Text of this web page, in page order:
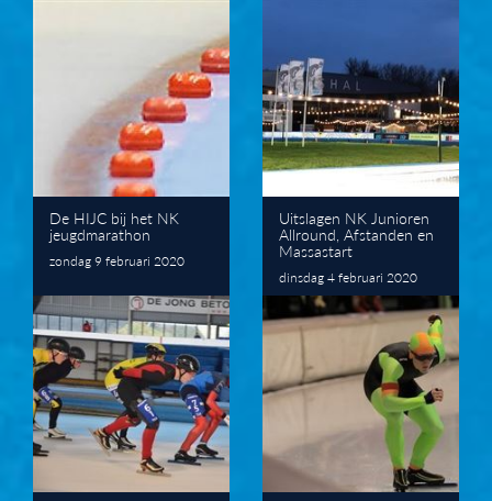
De HIJC bij het NK
jeugdmarathon
zondag 9 februari 2020
Uitslagen NK Junioren
Allround, Afstanden en
Massastart
dinsdag 4 februari 2020